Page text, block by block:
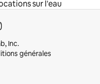
sur l'eau
Inc.
générales